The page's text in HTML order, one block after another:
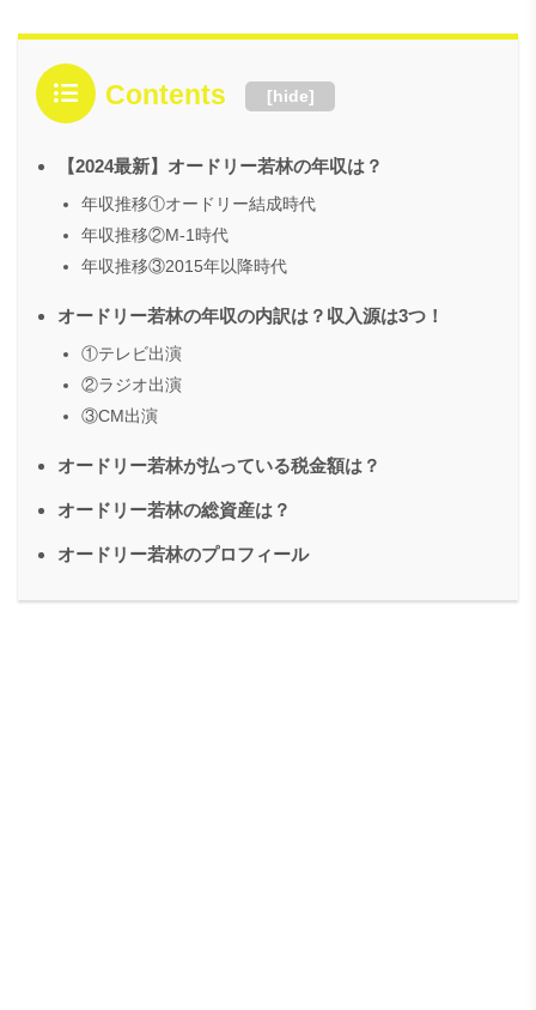
Contents [hide]
【2024最新】オードリー若林の年収は？
年収推移①オードリー結成時代
年収推移②M-1時代
年収推移③2015年以降時代
オードリー若林の年収の内訳は？収入源は3つ！
①テレビ出演
②ラジオ出演
③CM出演
オードリー若林が払っている税金額は？
オードリー若林の総資産は？
オードリー若林のプロフィール